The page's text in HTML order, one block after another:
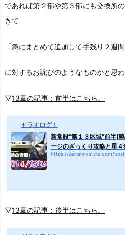
であれば第２部や第３部にも交換所
きて
「急にまとめて追加して手残り２週
に対するお詫びのようなものかと思わ
▽13章の記事：前半はこちら。
ゼラオログ！
新常設”第１３区域”前半[
ージのざっくり攻略と星
https://zerlarnystyle.com/
▽13章の記事：後半はこちら。